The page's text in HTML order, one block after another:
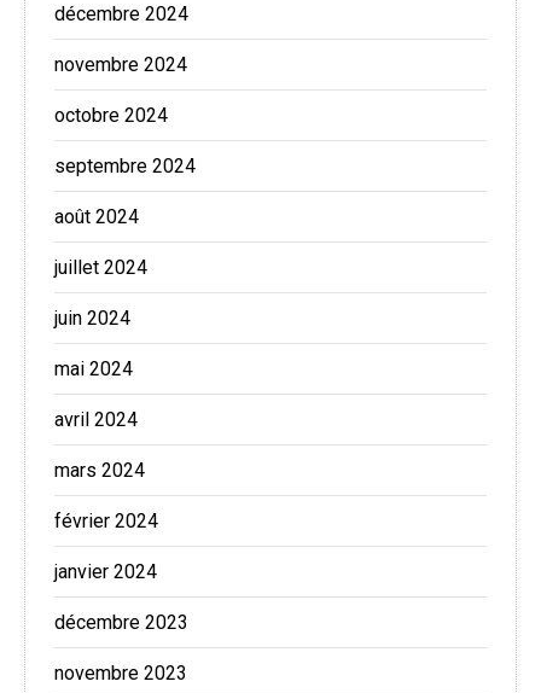
décembre 2024
novembre 2024
octobre 2024
septembre 2024
août 2024
juillet 2024
juin 2024
mai 2024
avril 2024
mars 2024
février 2024
janvier 2024
décembre 2023
novembre 2023